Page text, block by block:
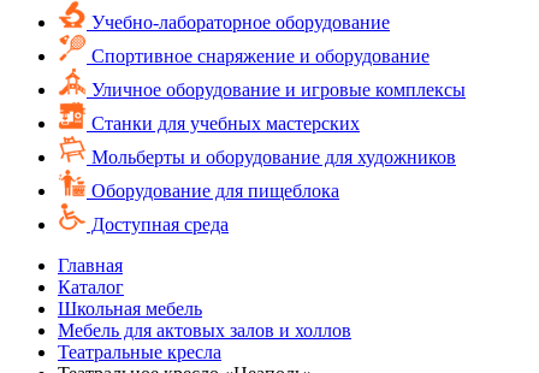
Учебно-лабораторное оборудование
Спортивное снаряжение и оборудование
Уличное оборудование и игровые комплексы
Cтанки для учебных мастерских
Мольберты и оборудование для художников
Оборудование для пищеблока
Доступная среда
Главная
Каталог
Школьная мебель
Мебель для актовых залов и холлов
Театральные кресла